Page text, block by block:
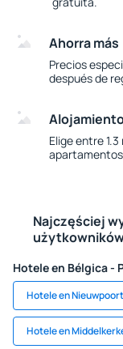
Ahorra más
Precios
después de
Elige entre
Najczęściej
Hotele en Bélgica -
Hotele en Nieuwpoort
Hotele en